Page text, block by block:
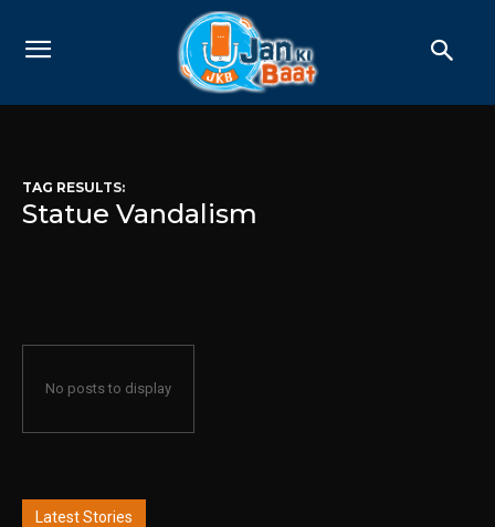
TAG RESULTS:
Statue Vandalism
No posts to display
Latest Stories